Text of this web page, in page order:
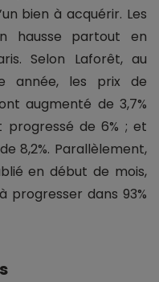
bien à acquérir. Les
hausse partout en
Selon Laforêt, au
année, les prix de
augmenté de 3,7%
progressé de 6% ; et
8,2%. Parallèlement,
en début de mois,
progresser dans 93%